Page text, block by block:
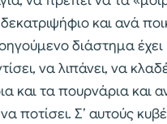
και ανά
διάστημα έχει
να λιπάνει, να
και τα πουρνάρια και
ποτίσει. Σ’ αυτούς